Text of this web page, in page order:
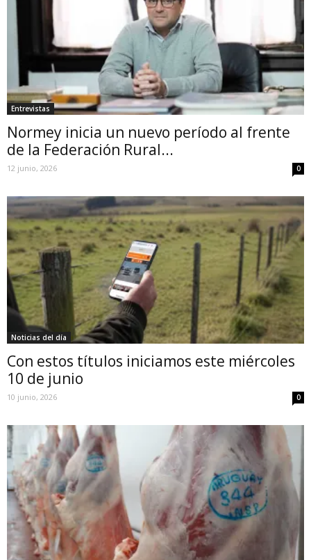
Entrevistas
Normey inicia un nuevo período al frente
de la Federación Rural...
12 junio, 2026 0
Noticias del día
Con estos títulos iniciamos este miércoles
10 de junio
10 junio, 2026 0